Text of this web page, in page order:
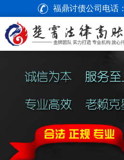
福鼎讨债公司电话：